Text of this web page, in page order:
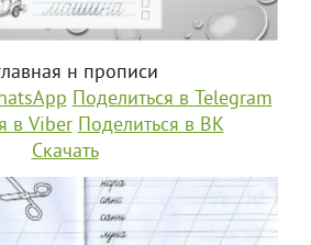
н прописи
Поделиться в Telegram
в Viber Поделиться в ВК
Скачать